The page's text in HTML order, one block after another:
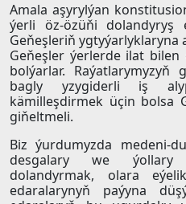
Amala aşyrylýan
ýerli öz-özüňi dolandyryş
Geňeşleriň ygtyýarlyklaryna
Geňeşler ýerlerde ilat
bolýarlar. Raýatlarymyzyň
bagly yzygiderli iş
kämilleşdirmek üçin bolsa
giňeltmeli.
Biz ýurdumyzda medeni-
desgalary we ýollary
dolandyrmak, olara
edaralarynyň paýyna